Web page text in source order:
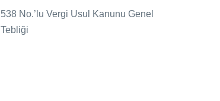
538 No.’lu Vergi Usul Kanunu Genel
Tebliği